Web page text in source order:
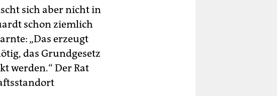
sich aber nicht in
schon ziemlich
„Das erzeugt
das Grundgesetz
werden.“ Der Rat